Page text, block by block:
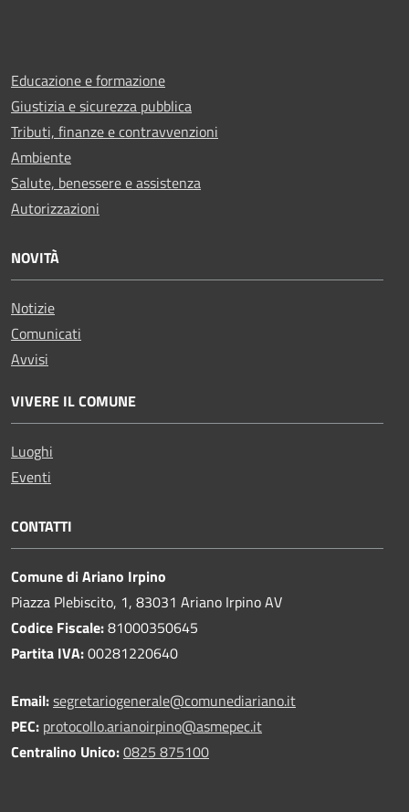
Educazione e formazione
Giustizia e sicurezza pubblica
Tributi, finanze e contravvenzioni
Ambiente
Salute, benessere e assistenza
Autorizzazioni
NOVITÀ
Notizie
Comunicati
Avvisi
VIVERE IL COMUNE
Luoghi
Eventi
CONTATTI
Comune di Ariano Irpino
Piazza Plebiscito, 1, 83031 Ariano Irpino AV
Codice Fiscale:81000350645
Partita IVA:00281220640
Email:segretariogenerale@comunediariano.it
PEC: protocollo.arianoirpino@asmepec.it
Centralino Unico:0825 875100